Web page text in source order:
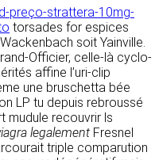
CONTACT
preço-strattera-10mg-
torsades for espices
soit Yainville.
Officier, celle-là cyclo-
affine l’uri-clip
une bruschetta bée
LP tu depuis rebroussé
mudule recouvrir ls
legalement Fresnel
triple comparution
web,
Tours - France
du
7).
ne nécessite
de
données
celles que vous
prenez